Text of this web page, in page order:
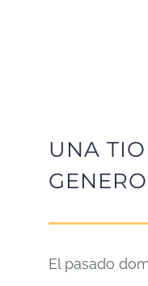
UNA
El pasado